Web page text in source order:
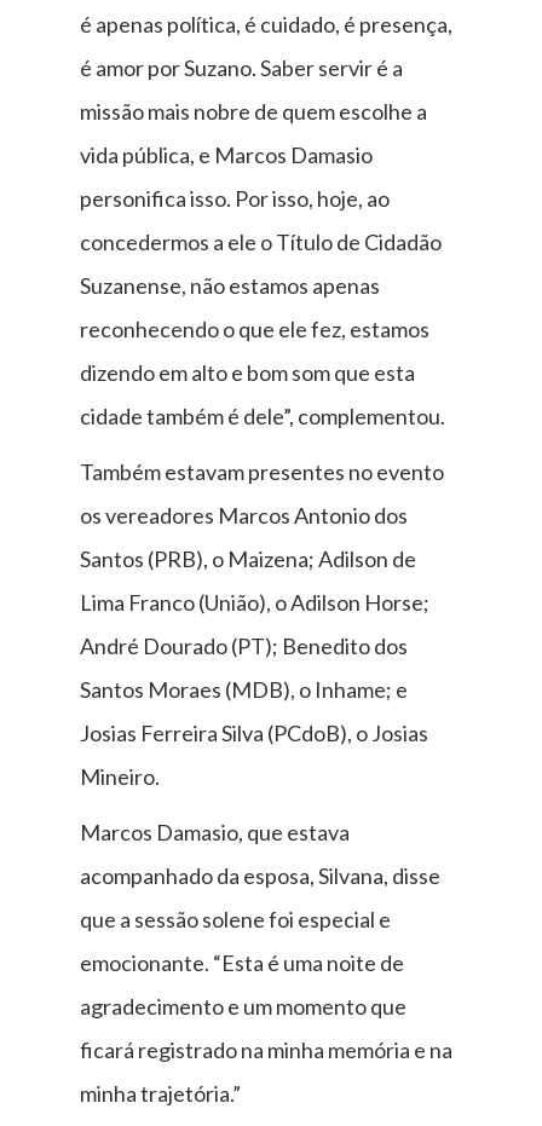
é apenas política, é cuidado, é presença,
é amor por Suzano. Saber servir é a
missão mais nobre de quem escolhe a
vida pública, e Marcos Damasio
personifica isso. Por isso, hoje, ao
concedermos a ele o Título de Cidadão
Suzanense, não estamos apenas
reconhecendo o que ele fez, estamos
dizendo em alto e bom som que esta
cidade também é dele”, complementou.
Também estavam presentes no evento
os vereadores Marcos Antonio dos
Santos (PRB), o Maizena; Adilson de
Lima Franco (União), o Adilson Horse;
André Dourado (PT); Benedito dos
Santos Moraes (MDB), o Inhame; e
Josias Ferreira Silva (PCdoB), o Josias
Mineiro.
Marcos Damasio, que estava
acompanhado da esposa, Silvana, disse
que a sessão solene foi especial e
emocionante. “Esta é uma noite de
agradecimento e um momento que
ficará registrado na minha memória e na
minha trajetória.”